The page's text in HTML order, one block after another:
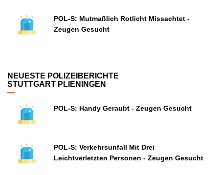
POL-S: Mutmaßlich Rotlicht Missachtet -
Zeugen Gesucht
NEUESTE POLIZEIBERICHTE
STUTTGART PLIENINGEN
POL-S: Handy Geraubt - Zeugen Gesucht
POL-S: Verkehrsunfall Mit Drei
Leichtverletzten Personen - Zeugen Gesucht